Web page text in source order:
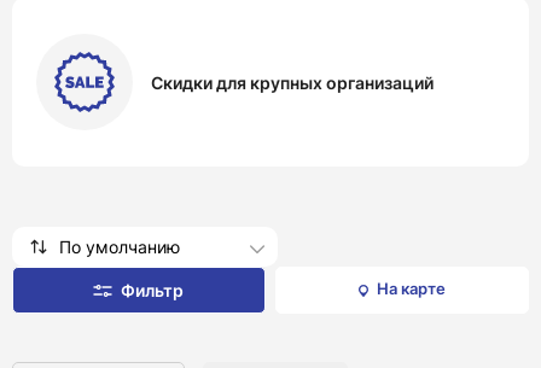
Скидки для крупных организаций
По умолчанию
На карте
Фильтр